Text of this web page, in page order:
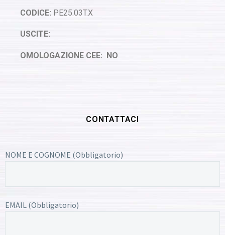
CODICE: PE25.03T.X
USCITE:
OMOLOGAZIONE CEE: NO
CONTATTACI
NOME E COGNOME (Obbligatorio)
EMAIL (Obbligatorio)